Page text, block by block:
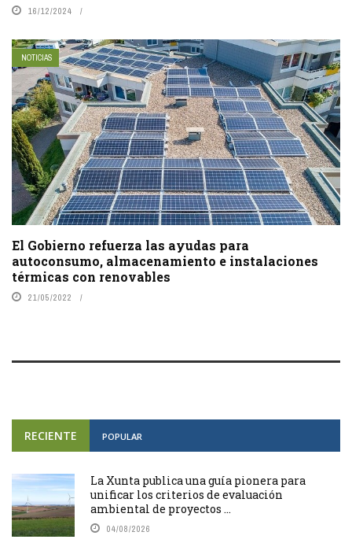
16/12/2024
NOTICIAS
El Gobierno refuerza las ayudas para
autoconsumo, almacenamiento e instalaciones
térmicas con renovables
21/05/2022
RECIENTE POPULAR
La Xunta publica una guía pionera para
unificar los criterios de evaluación
ambiental de proyectos ...
04/08/2026